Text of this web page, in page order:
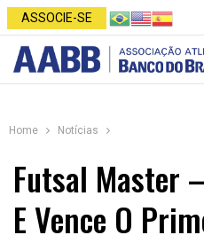
ASSOCIE-SE
Home Notícias
Futsal Master
E Vence O